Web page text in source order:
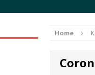
Home